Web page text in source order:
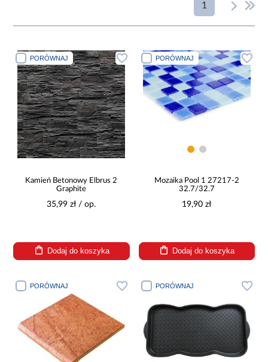
1
PORÓWNAJ
Kamień Betonowy Elbrus 2
Graphite
35,99 zł / op.
Dodaj do koszyka
PORÓWNAJ
Mozaika Pool 1 27217-2
32.7/32.7
19,90 zł
Dodaj do koszyka
PORÓWNAJ PORÓWNAJ